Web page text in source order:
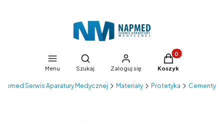
Menu
Otwórz wyszukiwarkę
Szukaj Zaloguj się
Produkty w
Koszyk
Serwis Aparatury Medycznej Materiały Protetyka Cementy